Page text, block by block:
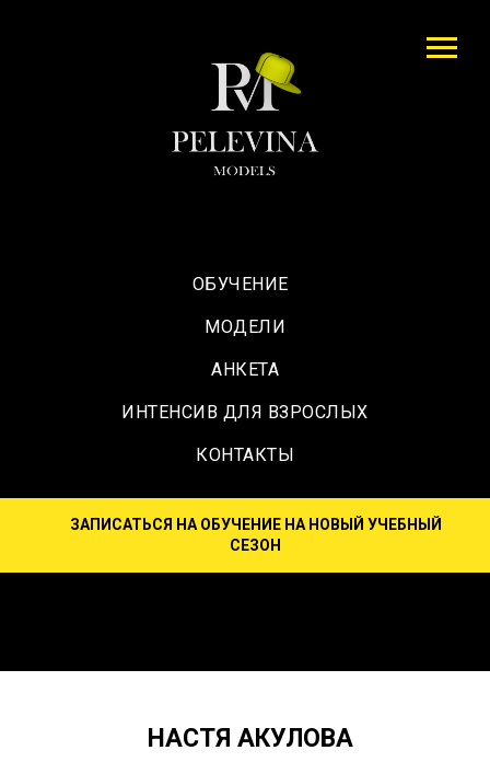
ОБУЧЕНИЕ
МОДЕЛИ
АНКЕТА
ИНТЕНСИВ ДЛЯ ВЗРОСЛЫХ
КОНТАКТЫ
ЗАПИСАТЬСЯ НА ОБУЧЕНИЕ НА НОВЫЙ УЧЕБНЫЙ
СЕЗОН
НАСТЯ АКУЛОВА